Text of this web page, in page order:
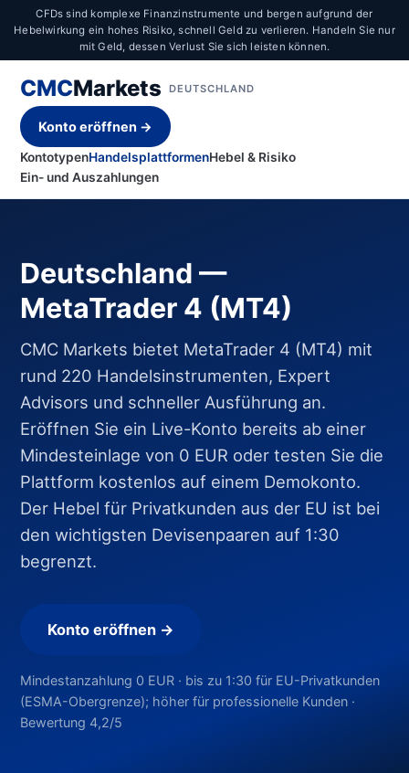
CFDs sind komplexe Finanzinstrumente und bergen aufgrund der
Hebelwirkung ein hohes Risiko, schnell Geld zu verlieren. Handeln Sie nur
mit Geld, dessen Verlust Sie sich leisten können.
CMCMarkets DEUTSCHLAND
KontotypenHandelsplattformenHebel & Risiko
Ein- und Auszahlungen
Konto eröffnen →
Deutschland —
MetaTrader 4 (MT4)
CMC Markets bietet MetaTrader 4 (MT4) mit
rund 220 Handelsinstrumenten, Expert
Advisors und schneller Ausführung an.
Eröffnen Sie ein Live-Konto bereits ab einer
Mindesteinlage von 0 EUR oder testen Sie die
Plattform kostenlos auf einem Demokonto.
Der Hebel für Privatkunden aus der EU ist bei
den wichtigsten Devisenpaaren auf 1:30
begrenzt.
Konto eröffnen →
Mindestanzahlung 0 EUR · bis zu 1:30 für EU-Privatkunden
(ESMA-Obergrenze); höher für professionelle Kunden ·
Bewertung 4,2/5